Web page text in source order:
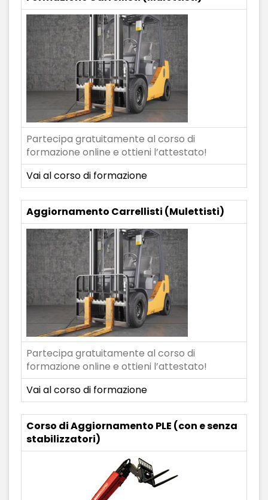
Partecipa gratuitamente al corso di
formazione online e ottieni l’attestato!
Vai al corso di formazione
Aggiornamento Carrellisti (Mulettisti)
Partecipa gratuitamente al corso di
formazione online e ottieni l’attestato!
Vai al corso di formazione
Corso di Aggiornamento PLE (con e senza
stabilizzatori)